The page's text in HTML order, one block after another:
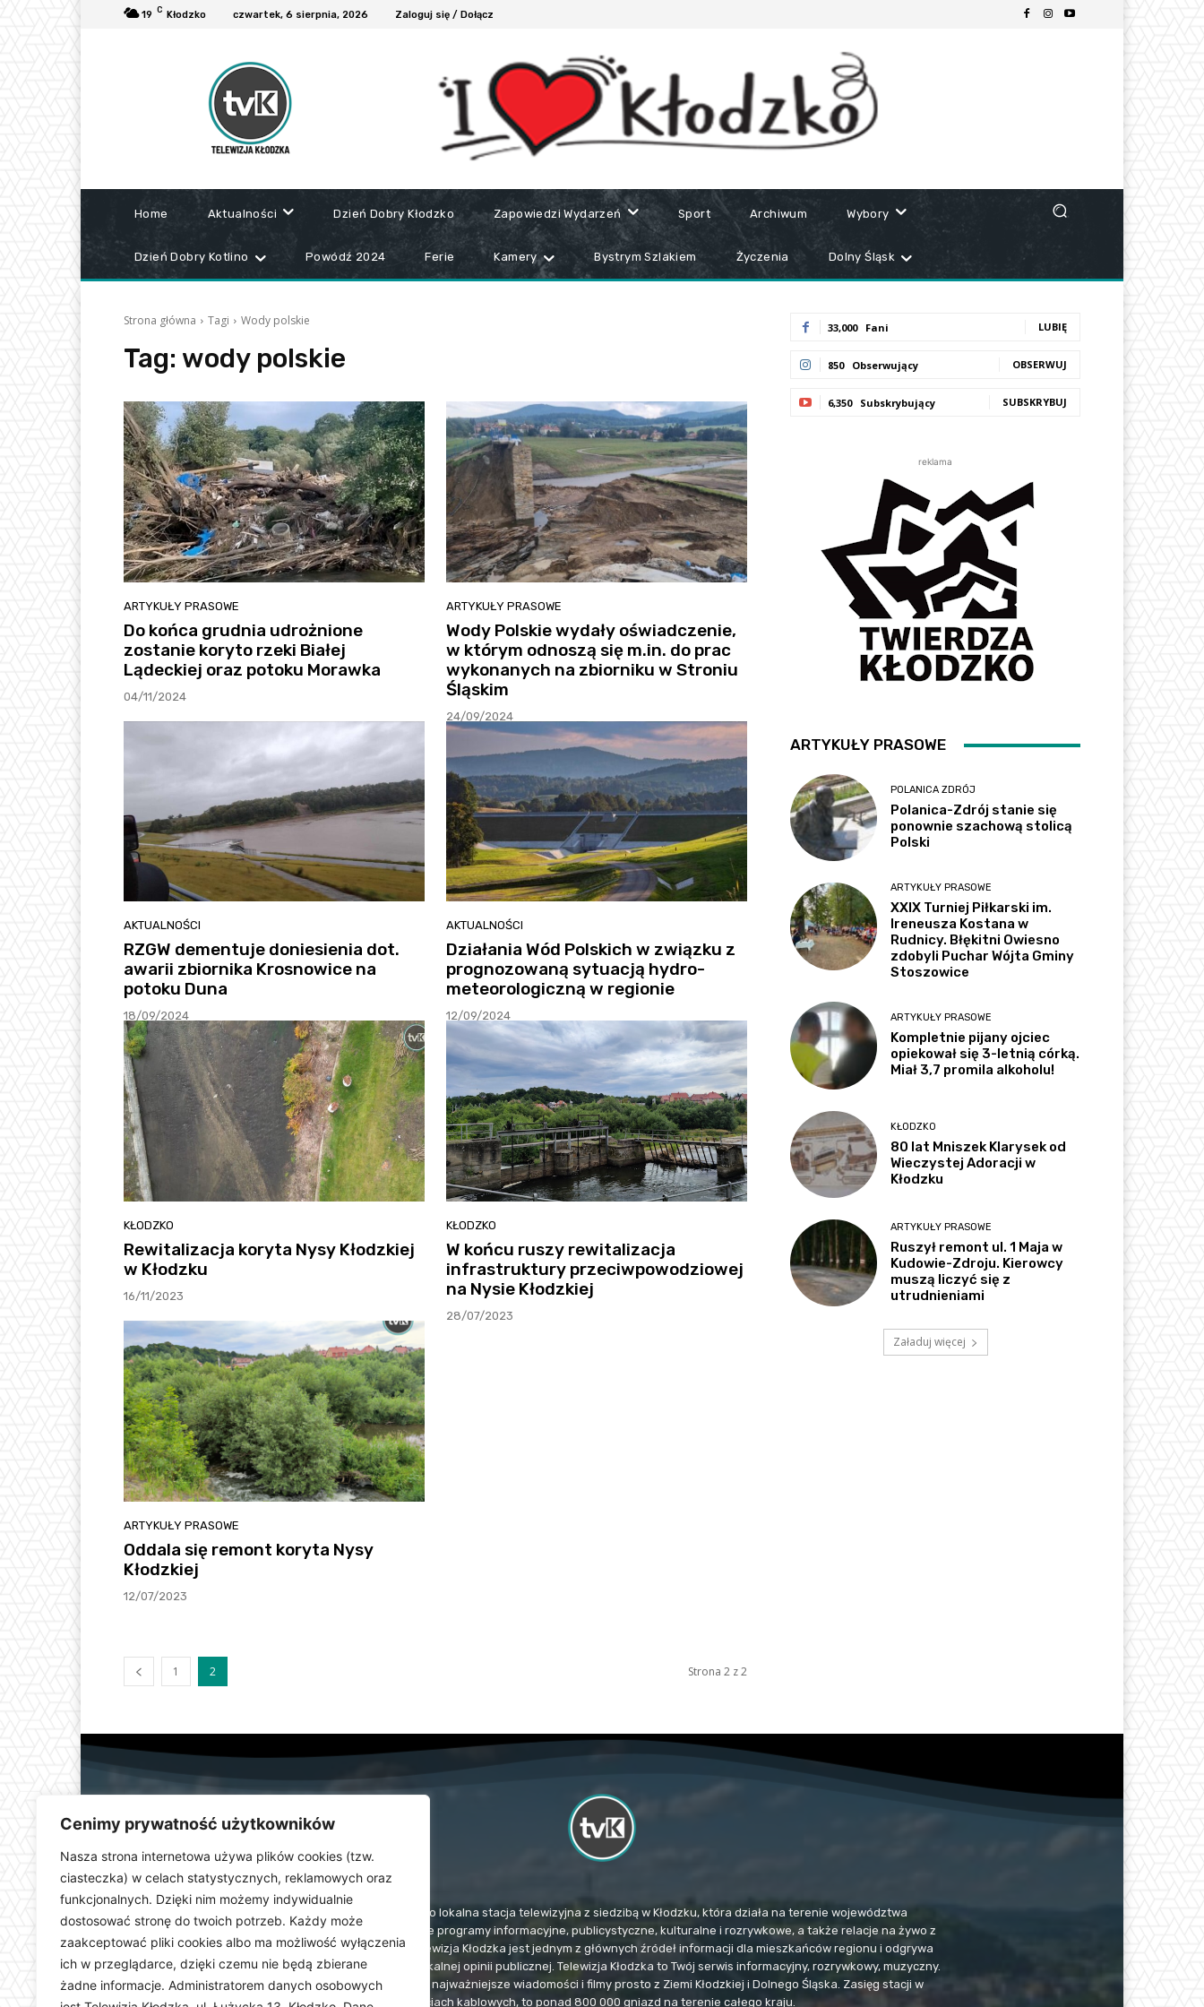
Cenimy prywatność użytkowników
Nasza strona internetowa używa plików cookies (tzw.
ciasteczka) w celach statystycznych, reklamowych oraz
funkcjonalnych. Dzięki nim możemy indywidualnie
dostosować stronę do twoich potrzeb. Każdy może
zaakceptować pliki cookies albo ma możliwość wyłączenia
ich w przeglądarce, dzięki czemu nie będą zbierane
żadne informacje. Administratorem danych osobowych
19 C Kłodzko czwartek, 6 sierpnia, 2026 Zaloguj się / Dołącz
Home Aktualności Dzień Dobry Kłodzko Zapowiedzi Wydarzeń Sport Archiwum Wybory
Dzień Dobry Kotlino Powódź 2024 Ferie Kamery Bystrym Szlakiem Życzenia Dolny Śląsk
Strona główna Tagi Wody polskie
Tag: wody polskie
ARTYKUŁY PRASOWE
Do końca grudnia udrożnione
zostanie koryto rzeki Białej
Lądeckiej oraz potoku Morawka
04/11/2024
ARTYKUŁY PRASOWE
Wody Polskie wydały oświadczenie,
w którym odnoszą się m.in. do prac
wykonanych na zbiorniku w Stroniu
Śląskim
24/09/2024
AKTUALNOŚCI
RZGW dementuje doniesienia dot.
awarii zbiornika Krosnowice na
potoku Duna
18/09/2024
AKTUALNOŚCI
Działania Wód Polskich w związku z
prognozowaną sytuacją hydro-
meteorologiczną w regionie
12/09/2024
KŁODZKO
Rewitalizacja koryta Nysy Kłodzkiej
w Kłodzku
16/11/2023
KŁODZKO
W końcu ruszy rewitalizacja
infrastruktury przeciwpowodziowej
na Nysie Kłodzkiej
28/07/2023
ARTYKUŁY PRASOWE
Oddala się remont koryta Nysy
Kłodzkiej
12/07/2023
1 2 Strona 2 z 2
33,000 Fani LUBIĘ
850 Obserwujący OBSERWUJ
6,350 Subskrybujący SUBSKRYBUJ
reklama
ARTYKUŁY PRASOWE
POLANICA ZDRÓJ
Polanica-Zdrój stanie się
ponownie szachową stolicą
Polski
ARTYKUŁY PRASOWE
XXIX Turniej Piłkarski im.
Ireneusza Kostana w
Rudnicy. Błękitni Owiesno
zdobyli Puchar Wójta Gminy
Stoszowice
ARTYKUŁY PRASOWE
Kompletnie pijany ojciec
opiekował się 3-letnią córką.
Miał 3,7 promila alkoholu!
KŁODZKO
80 lat Mniszek Klarysek od
Wieczystej Adoracji w
Kłodzku
ARTYKUŁY PRASOWE
Ruszył remont ul. 1 Maja w
Kudowie-Zdroju. Kierowcy
muszą liczyć się z
utrudnieniami
Załaduj więcej
Telewizja Kłodzka (TvK) to lokalna stacja telewizyjna z siedzibą w Kłodzku, która działa na terenie województwa
dolnośląskiego. Stacja emituje programy informacyjne, publicystyczne, kulturalne i rozrywkowe, a także relacje na żywo z
wydarzeń i uroczystości. Telewizja Kłodzka jest jednym z głównych źródeł informacji dla mieszkańców regionu i odgrywa
ważną rolę w kształtowaniu lokalnej opinii publicznej. Telewizja Kłodzka to Twój serwis informacyjny, rozrywkowy, muzyczny.
Dostarczamy najświeższe i najważniejsze wiadomości i filmy prosto z Ziemi Kłodzkiej i Dolnego Śląska. Zasięg stacji w
sieciach kablowych, to ponad 800 000 gniazd na terenie całego kraju.